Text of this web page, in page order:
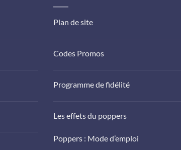
Plan de site
Codes Promos
Programme de fidélité
Les effets du poppers
Poppers : Mode d’emploi